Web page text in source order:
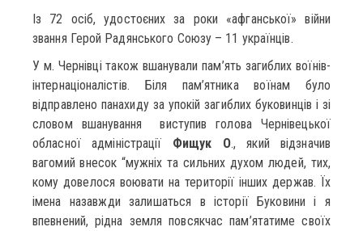
Із 72 осіб, удостоєних за роки «афганської» війни
звання Герой Радянського Союзу – 11 українців.
У м. Чернівці також вшанували пам’ять загиблих воїнів-
інтернаціоналістів. Біля пам’ятника воїнам було
відправлено панахиду за упокій загиблих буковинців і зі
словом вшанування виступив голова Чернівецької
обласної адміністрації Фищук О., який відзначив
вагомий внесок “мужніх та сильних духом людей, тих,
кому довелося воювати на території інших держав. Їх
імена назавжди залишаться в історії Буковини і я
впевнений, рідна земля повсякчас пам’ятатиме своїх